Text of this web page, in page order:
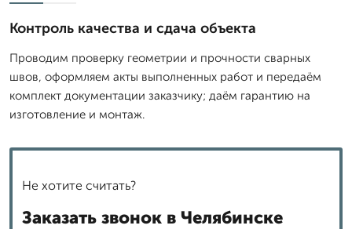
Контроль качества и сдача объекта
Проводим проверку геометрии и прочности сварных
швов, оформляем акты выполненных работ и передаём
комплект документации заказчику; даём гарантию на
изготовление и монтаж.
Не хотите считать?
Заказать звонок в Челябинске